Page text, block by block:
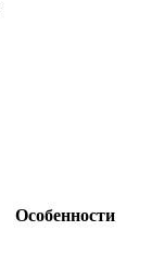
Особенности